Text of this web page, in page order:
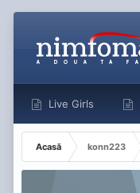
Live Girls
Acasă konn223